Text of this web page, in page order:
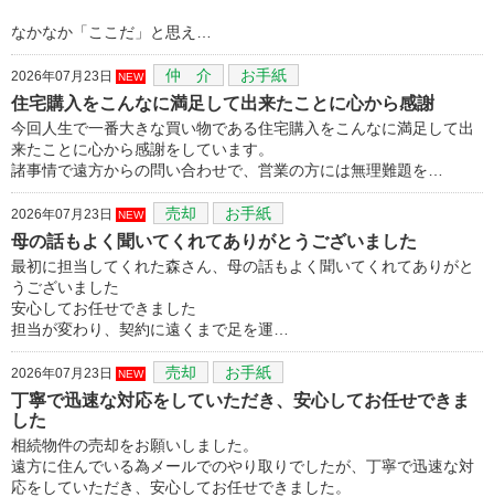
なかなか「ここだ」と思え…
2026年07月23日 NEW 仲 介 お手紙
住宅購入をこんなに満足して出来たことに心から感謝
今回人生で一番大きな買い物である住宅購入をこんなに満足して出
来たことに心から感謝をしています。
諸事情で遠方からの問い合わせで、営業の方には無理難題を…
2026年07月23日 NEW 売却 お手紙
母の話もよく聞いてくれてありがとうございました
最初に担当してくれた森さん、母の話もよく聞いてくれてありがと
うございました
安心してお任せできました
担当が変わり、契約に遠くまで足を運…
2026年07月23日 NEW 売却 お手紙
丁寧で迅速な対応をしていただき、安心してお任せできま
した
相続物件の売却をお願いしました。
遠方に住んでいる為メールでのやり取りでしたが、丁寧で迅速な対
応をしていただき、安心してお任せできました。